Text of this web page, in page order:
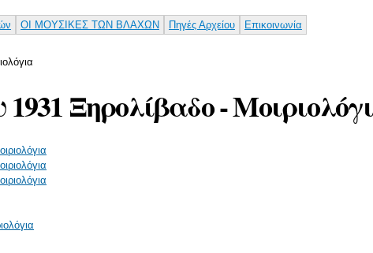
προς το
κυρίως
ΟΙ ΜΟΥΣΙΚΕΣ ΤΩΝ ΒΛΑΧΩΝ Πηγές Αρχείου Επικοινωνία
Ξηρολίβαδο -